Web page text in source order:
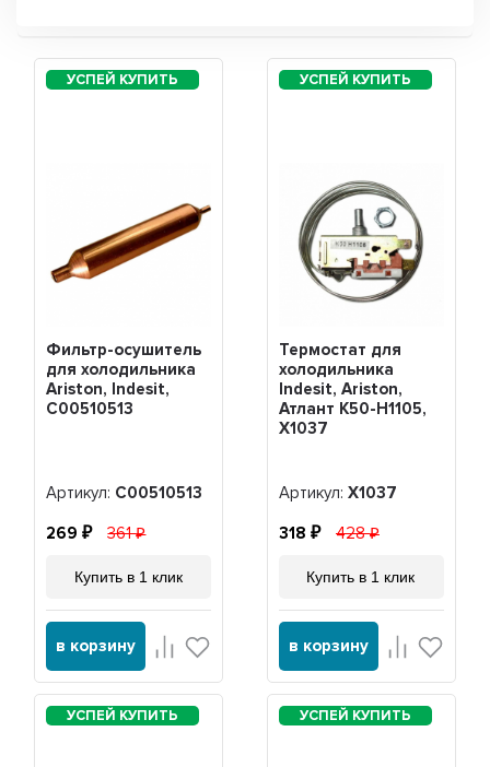
Фильтр-осушитель
для холодильника
Ariston, Indesit,
C00510513
Артикул: C00510513
269 361
Купить в 1 клик
в корзину
Термостат для
холодильника
Indesit, Ariston,
Атлант K50-H1105,
Х1037
Артикул: Х1037
318 428
Купить в 1 клик
в корзину